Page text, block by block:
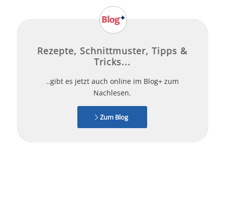
Rezepte, Schnittmuster, Tipps &
Tricks...
..gibt es jetzt auch online im Blog+ zum
Nachlesen.
Zum Blog